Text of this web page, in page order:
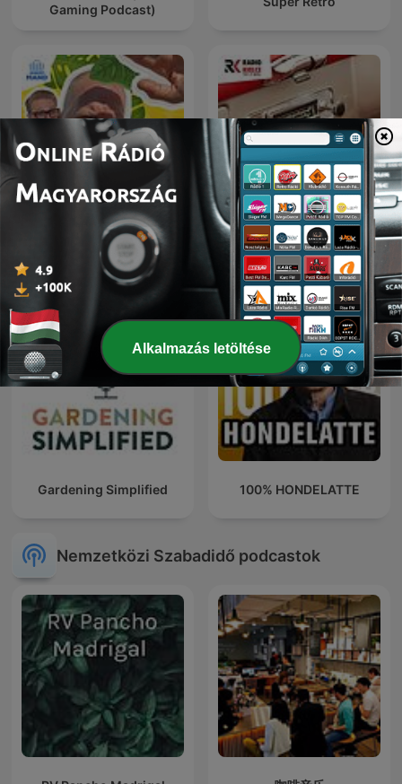
Gaming Podcast)
Wat een Week!
AUTO RADIO - MOTO
RADIO
Gardening Simplified 100% HONDELATTE
Nemzetközi Szabadidő podcastok
Alkalmazás letöltése